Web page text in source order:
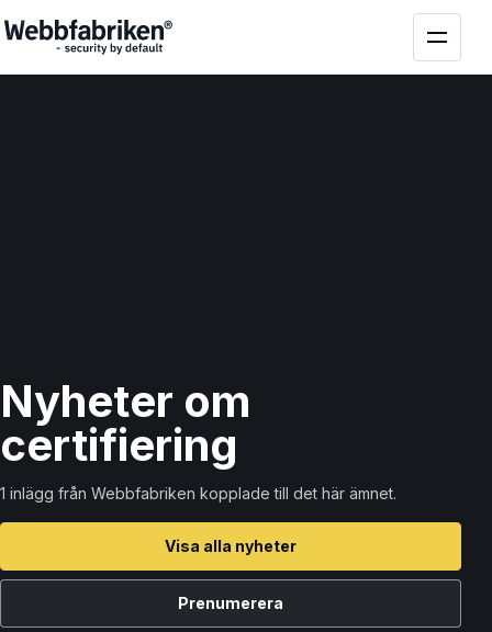
Nyheter om
certifiering
1 inlägg från Webbfabriken kopplade till det här ämnet.
Visa alla nyheter
Prenumerera